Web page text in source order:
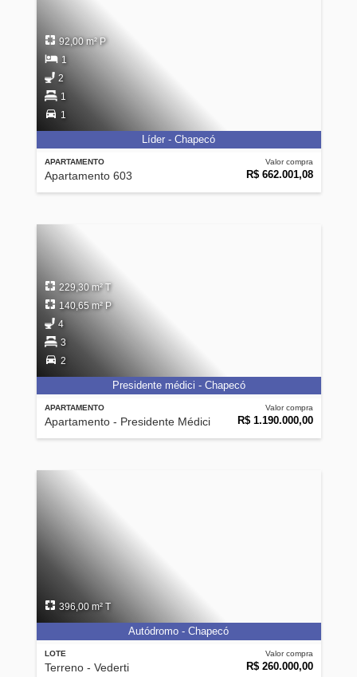
APARTAMENTO
Apartamento 603
Valor compra
R$ 662.001,08
92,00 m² P
1
2
1
1
Líder - Chapecó
APARTAMENTO
Apartamento - Presidente Médici
Valor compra
R$ 1.190.000,00
229,30 m² T
140,65 m² P
4
3
2
Presidente médici - Chapecó
LOTE
Terreno - Vederti
Valor compra
R$ 260.000,00
396,00 m² T
Autódromo - Chapecó